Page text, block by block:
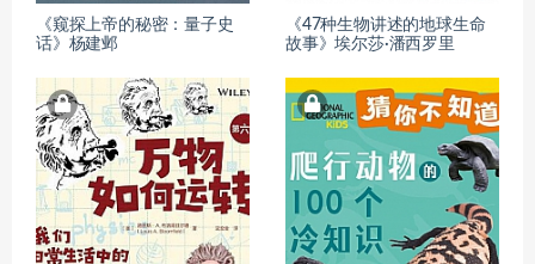
《窥探上帝的秘密：量子史
话》杨建邺
《47种生物讲述的地球生命
故事》埃尔莎·潘西罗里